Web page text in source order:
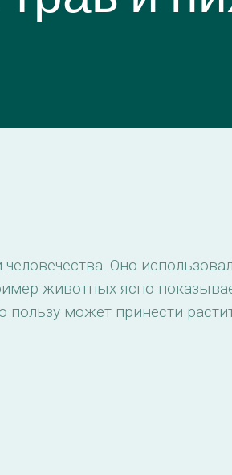
Оно
животных ясно
может принести